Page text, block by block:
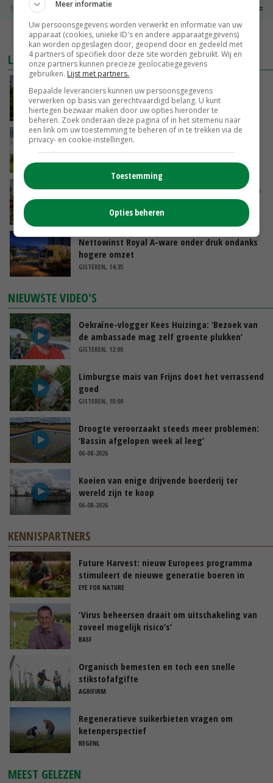
Noteringen
MEER MARKTPRIJZEN
LAATSTE NIEUWS
Kamervragen over onttrekkingsverbod,
minister spreekt van ‘ondernemersrisico’
GISTEREN, 16:27
‘Rendement van Krullvarkens komt van de
overkant’
GISTEREN, 15:30
Oorlogen en El Niño stuwen voedselprijzen op
GISTEREN, 15:04
Nettowinst Royal A-ware onder druk ondanks
hogere omzet
GISTEREN, 14:35
NIEUWSTE VIDEO'S
Oekraïne-vlogger Kees Huizinga: ‘Bezoek van
de ambassade mag zelf groente plukken’
GISTEREN, 12:00
Limburgse mais van Frijns doet het verrassend
goed
GISTEREN, 10:00
Droogte veroorzaakt steeds meer problemen:
‘Bassin afgelopen week al leeg’
06-08-2026
Koeien van enige drijvende boerderij ter
wereld zijn te koop
06-08-2026
KENNISPARTNERS
Future Harvest: nieuw Europees programma
stimuleert de nieuwe generatie boeren in
Nederland
EYE FOR NATURE
‘Virus beheersen draait om uitschakeling van
zoveel mogelijk risico’s’
BASF
Organisch bemesten en toch een snelle
stikstofafgifte
AGRIFIRM
Regeneratieve suikerbieten vragen om
ketenperspectief
REGENL
MEEST GELEZEN
Meer informatie
Uw persoonsgegevens worden verwerkt en informatie van uw
apparaat (cookies, unieke ID's en andere apparaatgegevens)
kan worden opgeslagen door, geopend door en gedeeld met
4 partners of specifiek door deze site worden gebruikt. Wij en
onze partners kunnen precieze geolocatiegegevens
gebruiken. Lijst met partners.
Bepaalde leveranciers kunnen uw persoonsgegevens
verwerken op basis van gerechtvaardigd belang. U kunt
hiertegen bezwaar maken door uw opties hieronder te
beheren. Zoek onderaan deze pagina of in het sitemenu naar
een link om uw toestemming te beheren of in te trekken via de
privacy- en cookie-instellingen.
Toestemming
Opties beheren